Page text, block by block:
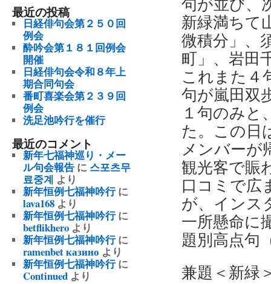
新緑満ちて
微積分」、
町」、岩田
これまた４
句が嵐田双
１句のみと
た。この日
メンバーが
観光客で賑
口コミで広
が、インス
一所懸命に
題別高点句
兼題＜新緑
最近の投稿
日経俳句会第２５０回
例会
酔吟会第１８１回例会
開催
日経俳句会令和８年上
期合同句会
番町喜楽会第２３９回
例会
洗足池吟行を催行
最近のコメント
新年七福神巡り・メー
ル句会報告 に 스포츠무
료중계 より
新年恒例七福神吟行に
lava168 より
新年恒例七福神吟行に
betflikhero より
新年恒例七福神吟行に
ramenbet казино より
新年恒例七福神吟行に
Continued より